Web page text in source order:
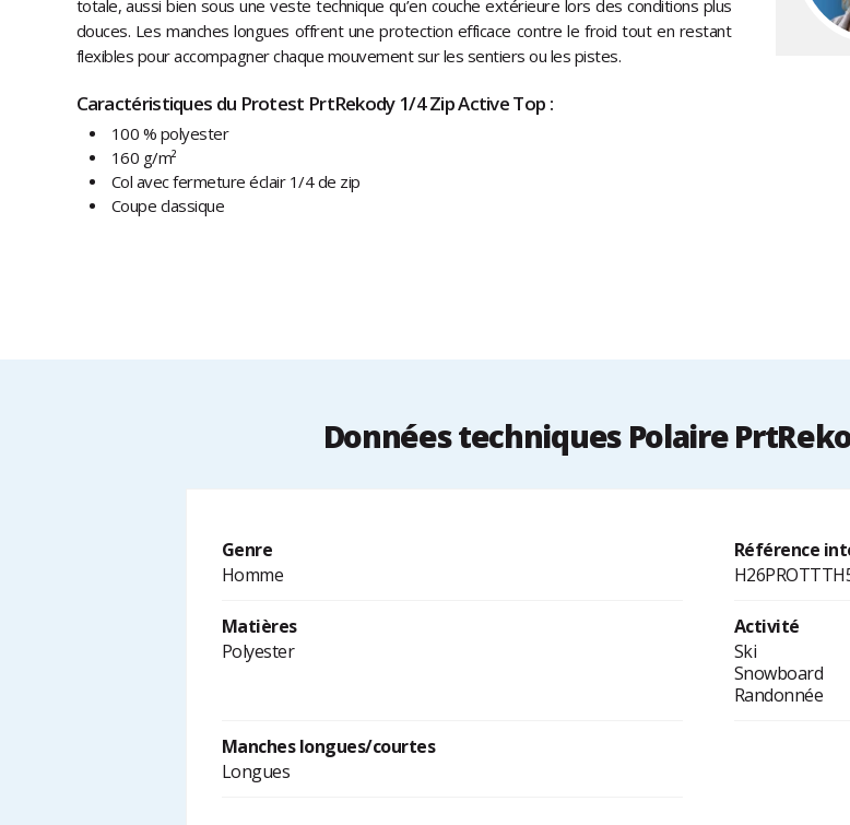
totale, aussi bien sous une veste technique qu’en couche extérieure lors des conditions plus
douces. Les manches longues offrent une protection efficace contre le froid tout en restant
flexibles pour accompagner chaque mouvement sur les sentiers ou les pistes.
Caractéristiques du Protest PrtRekody 1/4 Zip Active Top :
100 % polyester
160 g/m²
Col avec fermeture éclair 1/4 de zip
Coupe classique
Données techniques Polaire
Genre
Homme
Référence
Matières
Polyester
Activité
Ski
Snowboard
Randonnée
Manches longues/courtes
Longues